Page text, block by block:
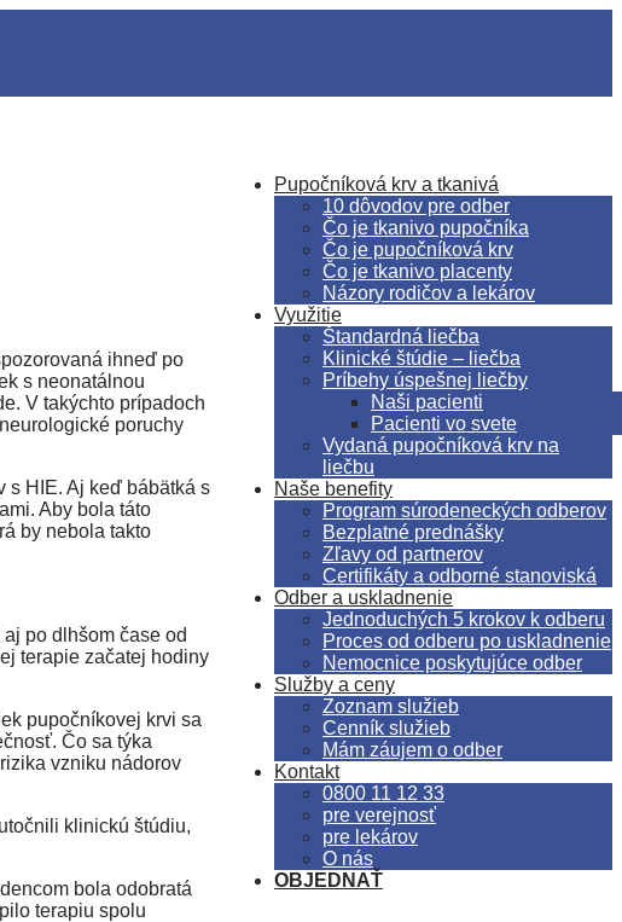
Pupočníková krv a tkanivá
10 dôvodov pre odber
Čo je tkanivo pupočníka
Čo je pupočníková krv
Čo je tkanivo placenty
Názory rodičov a lekárov
Využitie
Štandardná liečba
Klinické štúdie – liečba
Príbehy úspešnej liečby
Naši pacienti
Pacienti vo svete
Vydaná pupočníková krv na
liečbu
Naše benefity
Program súrodeneckých odberov
Bezplatné prednášky
Zľavy od partnerov
Certifikáty a odborné stanoviská
Odber a uskladnenie
Jednoduchých 5 krokov k odberu
Proces od odberu po uskladnenie
Nemocnice poskytujúce odber
Služby a ceny
Zoznam služieb
Cenník služieb
Mám záujem o odber
Kontakt
0800 11 12 33
pre verejnosť
pre lekárov
O nás
OBJEDNAŤ
ihneď po
s neonatálnou
V takýchto prípadoch
poruchy
s HIE. Aj keď bábätká s
Aby bola táto
by nebola takto
po dlhšom čase od
terapie začatej hodiny
pupočníkovej krvi sa
Čo sa týka
vzniku nádorov
klinickú štúdiu,
bola odobratá
terapiu spolu